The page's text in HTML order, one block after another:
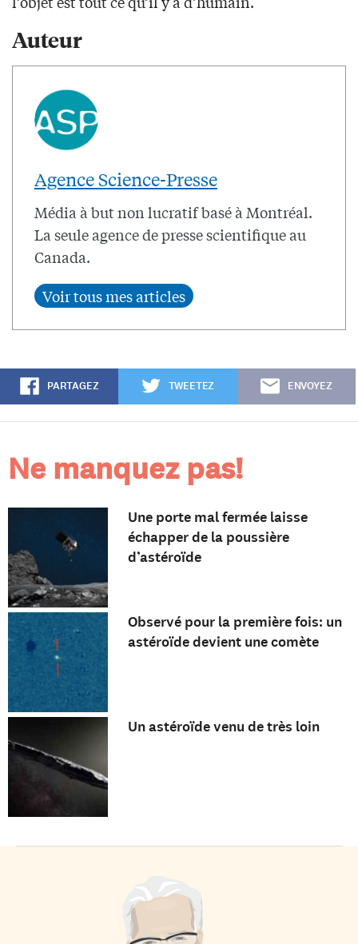
Auteur
Agence Science-Presse
Média à but non lucratif basé à Montréal.
La seule agence de presse scientifique au
Canada.
PARTAGEZ TWEETEZ ENVOYEZ
Ne manquez pas!
Une porte mal fermée laisse
échapper de la poussière
d’astéroïde
Observé pour la première fois: un
astéroïde devient une comète
Un astéroïde venu de très loin